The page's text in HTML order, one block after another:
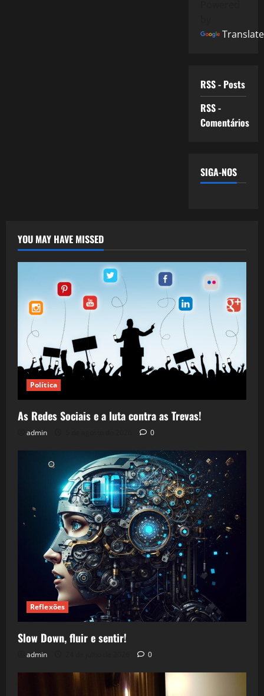
Translate
RSS - Posts
RSS -
Comentários
SIGA-NOS
YOU MAY HAVE MISSED
Política
As Redes Sociais e a luta contra as Trevas!
admin 0
Reflexões
Slow Down, fluir e sentir!
admin 0